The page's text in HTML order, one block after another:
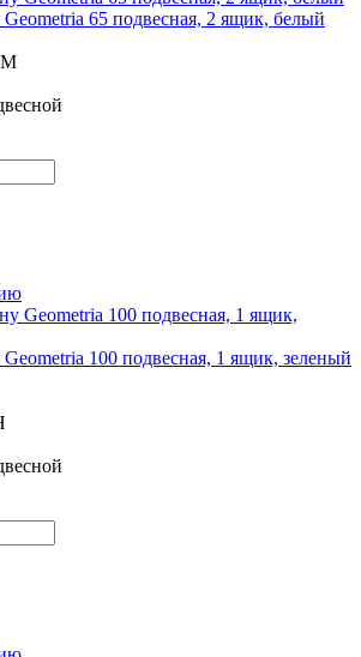
65 подвесная, 2 ящик, белый
100 подвесная, 1 ящик, зеленый